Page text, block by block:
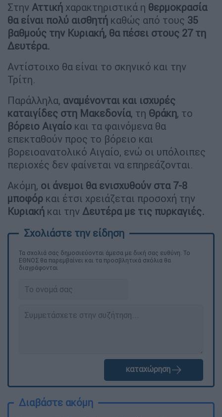
Στην Αττική χαρακτηριστικά η θερμοκρασία
θα είναι πολύ αισθητή καθώς από τους 35
βαθμούς την Κυριακή, θα πέσει στους 27 τη
Δευτέρα.
Αντίστοιχο θα είναι το σκηνικό και την
Τρίτη.
Παράλληλα, αναμένονται και ισχυρές
καταιγίδες στη Μακεδονία, τη Θράκη, το
βόρειο Αιγαίο και τα φαινόμενα θα
επεκταθούν προς το βόρειο και
βορειοανατολικό Αιγαίο, ενώ οι υπόλοιπες
περιοχές δεν φαίνεται να επηρεάζονται.
Ακόμη, οι άνεμοι θα ενισχυθούν στα 7-8
μποφόρ και έτσι χρειάζεται προσοχή την
Κυριακή και την Δευτέρα με τις πυρκαγιές.
Τα σχολιά σας δημοσιεύονται άμεσα με δική σας ευθύνη. Το
ΕΘΝΟΣ θα παρεμβαίνει και τα προσβλητικά σχόλια θα
διαγράφονται
καταχώρηση
Διαβάστε ακόμη